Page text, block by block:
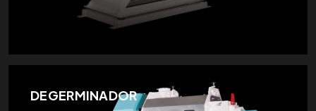
DEGERMINADOR